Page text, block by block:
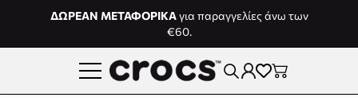
Μετάβαση στο περιεχόμενο
ΔΩΡΕΑΝ ΜΕΤΑΦΟΡΙΚΑγια παραγγελίες άνω των
€60.